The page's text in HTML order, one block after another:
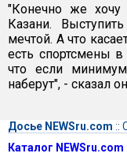
"Конечно же хочу
Казани.
мечтой. А что
есть спортсмены
что если
наберут", - сказал
Досье NEWSru.com ::
Каталог NEWSru.com